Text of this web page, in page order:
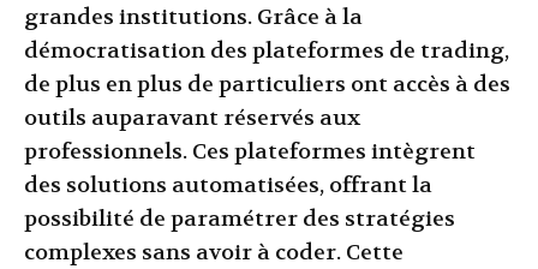
grandes institutions. Grâce à la
démocratisation des plateformes de trading,
de plus en plus de particuliers ont accès à des
outils auparavant réservés aux
professionnels. Ces plateformes intègrent
des solutions automatisées, offrant la
possibilité de paramétrer des stratégies
complexes sans avoir à coder. Cette